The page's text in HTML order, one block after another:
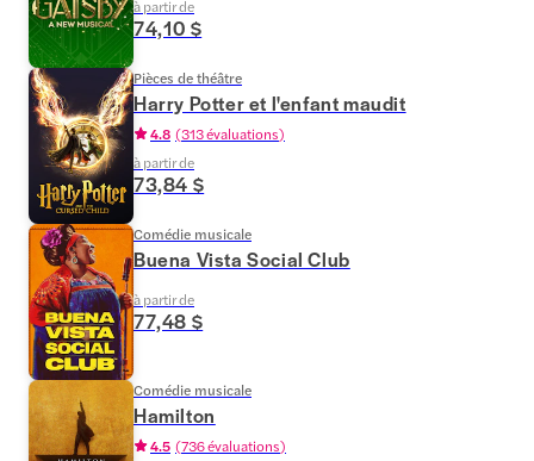
à partir de
74,10 $
Pièces de théâtre
Harry Potter et l'enfant maudit
4.8 (313 évaluations)
à partir de
73,84 $
Comédie musicale
Buena Vista Social Club
à partir de
77,48 $
Comédie musicale
Hamilton
4.5 (736 évaluations)